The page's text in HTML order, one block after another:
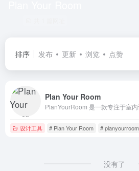
排序 发布 更新 浏览 点赞
Plan Your Room
设计工具 # Plan Your Room # planyourroom
没有了